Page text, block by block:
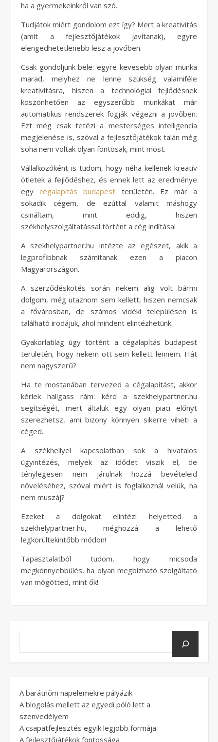
ha a gyermekeinkről van szó.
Tudjátok miért gondolom ezt így? Mert a kreativitás
(amit a fejlesztőjátékok javítanak), egyre
elengedhetetlenebb lesz a jövőben.
Csak gondoljunk bele: egyre kevesebb olyan munka
marad, melyhez ne lenne szükség valamiféle
kreativitásra, hiszen a technológiai fejlődésnek
köszönhetően az egyszerűbb munkákat már
automatikus rendszerek fogják végezni a jövőben.
Ezt még csak tetézi a mesterséges intelligencia
megjelenése is, szóval a fejlesztőjátékok talán még
soha nem voltak olyan fontosak, mint most.
Vállalkozóként is tudom, hogy néha kellenek kreatív
ötletek a fejlődéshez, és ennek lett az eredménye
egycégalapítás budapest területén. Ez már a
sokadik cégem, de ezúttal valamit máshogy
csináltam, mint eddig, hiszen
székhelyszolgáltatással történt a cég indítása!
A szekhelypartner.hu intézte az egészet, akik a
legprofibbnak számítanak ezen a piacon
Magyarországon.
A szerződéskötés során nekem alig volt bármi
dolgom, még utaznom sem kellett, hiszen nemcsak
a fővárosban, de számos vidéki településen is
található irodájuk, ahol mindent elintézhetünk.
Gyakorlatilag úgy történt a cégalapítás budapest
területén, hogy nekem ott sem kellett lennem. Hát
nem nagyszerű?
Ha te mostanában tervezed a cégalapítást, akkor
kérlek hallgass rám: kérd a szekhelypartner.hu
segítségét, mert általuk egy olyan piaci előnyt
szerezhetsz, ami bizony könnyen sikerre viheti a
céged.
A székhellyel kapcsolatban sok a hivatalos
ügyintézés, melyek az idődet viszik el, de
ténylegesen nem járulnak hozzá bevételeid
növeléséhez, szóval miért is foglalkoznál velük, ha
nem muszáj?
Ezeket a dolgokat elintézi helyetted a
szekhelypartner.hu, méghozzá a lehető
legkörültekintőbb módon!
Tapasztalatból tudom, hogy micsoda
megkönnyebbülés, ha olyan megbízható szolgáltató
van mögötted, mint ők!
A barátnőm napelemekre pályázik
A blogolás mellett az egyedi póló lett a
szenvedélyem
A csapatfejlesztés egyik legjobb formája
A fejlesztőjátékok fontossága